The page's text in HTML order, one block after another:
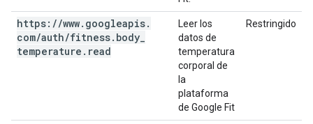
https: //www. googleapis.
com/auth/fitness. body
temperature . read
Leer los
datos de
temperatura
corporal de
la
plataforma
de Google Fit
Restringido